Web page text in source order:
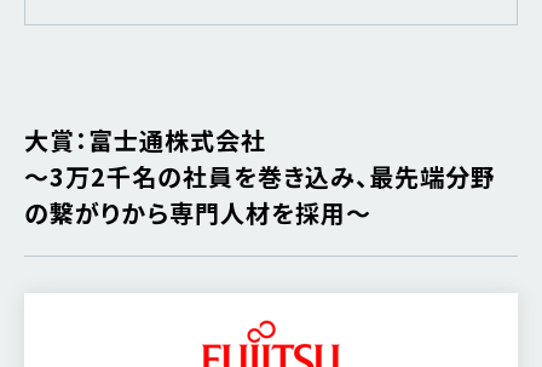
大賞：富士通株式会社
～3万2千名の社員を巻き込み、最先端分野
の繋がりから専門人材を採用～